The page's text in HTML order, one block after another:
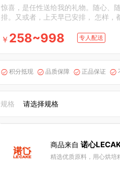
惊喜，是任性送给我的礼物。随心、
排。又或者，上天早已安排， 怎样，
￥ 258~998 专人配送
 积分抵现  品质保障  正品保证 
规格 请选择规格
商品来自 诺心
精选优质原料，用心烘培